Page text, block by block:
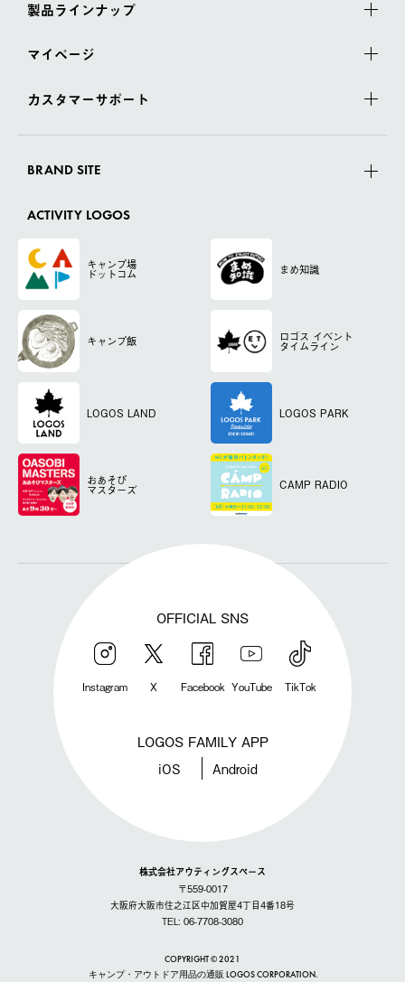
製品ラインナップ
マイページ
カスタマーサポート
BRAND SITE
ACTIVITY LOGOS
キャンプ場
ドットコム まめ知識
キャンプ飯 ロゴス イベント
タイムライン
LOGOS LAND LOGOS PARK
おあそび
マスターズ CAMP RADIO
OFFICIAL SNS
Instagram X Facebook YouTube TikTok
LOGOS FAMILY APP
iOS Android
株式会社アウティングスペース
〒559-0017
大阪府大阪市住之江区中加賀屋4丁目4番18号
TEL: 06-7708-3080
COPYRIGHT © 2021
キャンプ・アウトドア用品の通販 LOGOS CORPORATION.